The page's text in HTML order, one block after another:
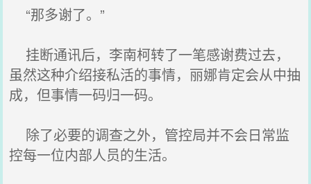
“那多谢了。”
挂断通讯后，李南柯转了一笔感谢费过去，
虽然这种介绍接私活的事情，丽娜肯定会从中抽
成，但事情一码归一码。
除了必要的调查之外，管控局并不会日常监
控每一位内部人员的生活。